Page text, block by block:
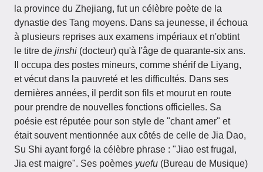
la province du Zhejiang, fut un célèbre poète de la
dynastie des Tang moyens. Dans sa jeunesse, il échoua
à plusieurs reprises aux examens impériaux et n'obtint
le titre de jinshi (docteur) qu'à l'âge de quarante-six ans.
Il occupa des postes mineurs, comme shérif de Liyang,
et vécut dans la pauvreté et les difficultés. Dans ses
dernières années, il perdit son fils et mourut en route
pour prendre de nouvelles fonctions officielles. Sa
poésie est réputée pour son style de "chant amer" et
était souvent mentionnée aux côtés de celle de Jia Dao,
Su Shi ayant forgé la célèbre phrase : "Jiao est frugal,
Jia est maigre". Ses poèmes yuefu (Bureau de Musique)